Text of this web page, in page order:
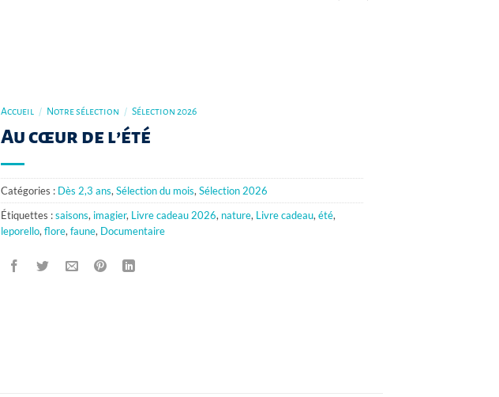
Accueil / Notre sélection / Sélection 2026
Au cœur de l’été
Catégories : Dès 2,3 ans, Sélection du mois, Sélection 2026
Étiquettes :saisons, imagier, Livre cadeau 2026, nature, Livre cadeau, été,
leporello, flore, faune, Documentaire